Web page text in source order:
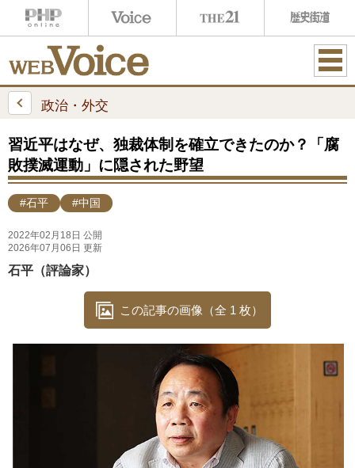
ME
政治・外交
習近平はなぜ、独裁体制を確立できたのか？「腐
敗撲滅運動」に隠された野望
#石平 #中国
2022年02月18日 公開
2026年07月06日 更新
石平（評論家）
この記事の画像（全 1 枚）